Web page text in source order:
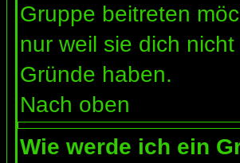
Gruppe beitreten
nur weil sie dich
Gründe haben.
Nach oben
Wie werde ich ein